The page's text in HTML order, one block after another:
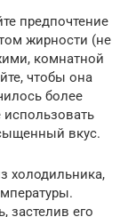
предпочтение
жирности (не
комнатной
чтобы она
более
вкус.
холодильника,
застелив его